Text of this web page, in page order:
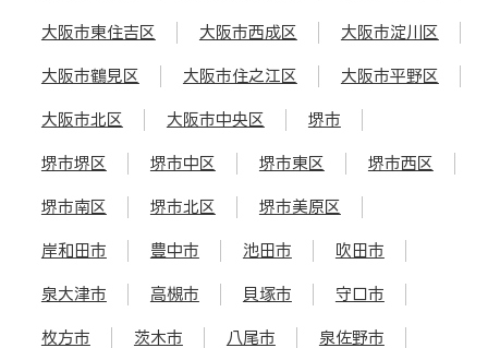
大阪市東住吉区 大阪市西成区 大阪市淀川区
大阪市鶴見区 大阪市住之江区 大阪市平野区
大阪市北区 大阪市中央区 堺市
堺市堺区 堺市中区 堺市東区 堺市西区
堺市南区 堺市北区 堺市美原区
岸和田市 豊中市 池田市 吹田市
泉大津市 高槻市 貝塚市 守口市
枚方市 茨木市 八尾市 泉佐野市